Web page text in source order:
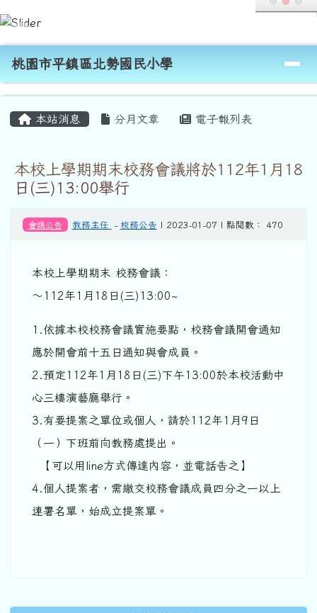
跳至主內容區
桃園市平鎮區北勢國民小學
導覽列
桃園市平鎮區北勢國民小學
本站消息 分月文章 電子報列表
本校上學期期末校務會議將於112年1月18
日(三)13:00舉行
會議公告 教務主任 - 校務公告 | 2023-01-07 | 點閱數： 470
本校上學期期末 校務會議：
～112年1月18日(三)13:00~
1.依據本校校務會議實施要點，校務會議開會通知
應於開會前十五日通知與會成員。
2.預定112年1月18日(三)下午13:00於本校活動中
心三樓演藝廳舉行。
3.有要提案之單位或個人，請於112年1月9日
（一）下班前向教務處提出。
【可以用line方式傳達內容，並電話告之】
4.個人提案者，需繳交校務會議成員四分之一以上
連署名單，始成立提案單。